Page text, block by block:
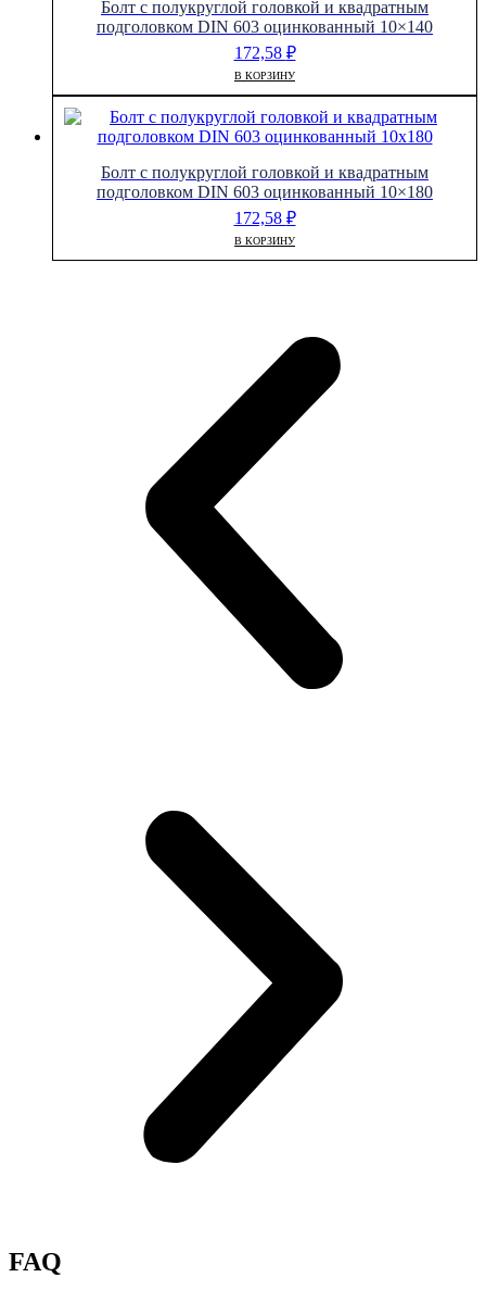
Болт с полукруглой головкой и квадратным
подголовком DIN 603 оцинкованный 10×140
172,58 ₽
В КОРЗИНУ
Болт с полукруглой головкой и квадратным
подголовком DIN 603 оцинкованный 10×180
172,58 ₽
В КОРЗИНУ
FAQ